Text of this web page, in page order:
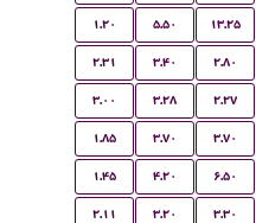
۱.۲۰ ۵.۵۰ ۱۳.۲۵
۲.۳۱ ۳.۴۰ ۲.۸۰
۳.۰۰ ۳.۲۸ ۲.۲۷
۱.۸۵ ۳.۷۰ ۳.۷۰
۱.۴۵ ۴.۲۰ ۶.۵۰
۲.۱۱ ۳.۲۰ ۳.۳۰